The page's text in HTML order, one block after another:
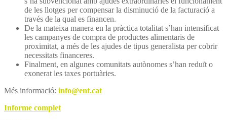
de les llotges per compensar la disminució de la facturació a
través de la qual es financen.
De la mateixa manera en la pràctica totalitat s’han intensificat
les campanyes de compra de productes alimentaris de
proximitat, a més de les ajudes de tipus generalista per cobrir
necessitats financeres.
Finalment, en algunes comunitats autònomes s’han reduït o
exonerat les taxes portuàries.
Més informació: info@ent.cat
Informe complet